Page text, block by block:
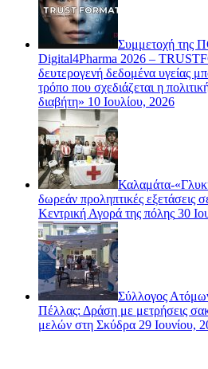
Συμμετοχή της
Digital4Pharma 2026 –
δευτερογενή δεδομένα υγείας
τρόπο που σχεδιάζεται η
διαβήτη» 10 Ιουλίου, 2026
Καλαμάτα-
δωρεάν προληπτικές εξετάσεις
Κεντρική Αγορά της πόλης 30
Σύλλογος
Πέλλας: Δράση με μετρήσεις
μελών στη Σκύδρα 29 Ιουνίου,